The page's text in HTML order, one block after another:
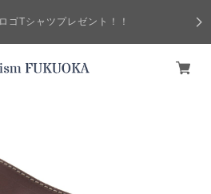
ゴTシャツプレゼント！！